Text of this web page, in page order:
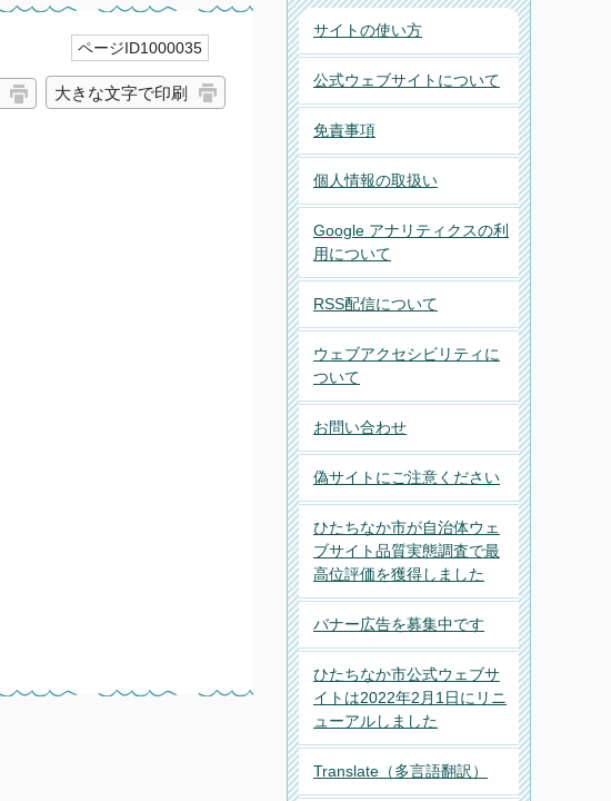
ページID1000035
大きな文字で印刷
サイトの使い方
公式ウェブサイトについて
免責事項
個人情報の取扱い
Google アナリティクスの利
用について
RSS配信について
ウェブアクセシビリティに
ついて
お問い合わせ
偽サイトにご注意ください
ひたちなか市が自治体ウェ
ブサイト品質実態調査で最
高位評価を獲得しました
バナー広告を募集中です
ひたちなか市公式ウェブサ
イトは2022年2月1日にリニ
ューアルしました
Translate （多言語翻訳）